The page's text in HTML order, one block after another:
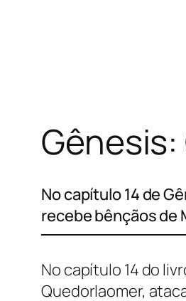
conteúdo
No capítulo 14 de
recebe bênçãos de
No capítulo 14 do
Quedorlaomer,